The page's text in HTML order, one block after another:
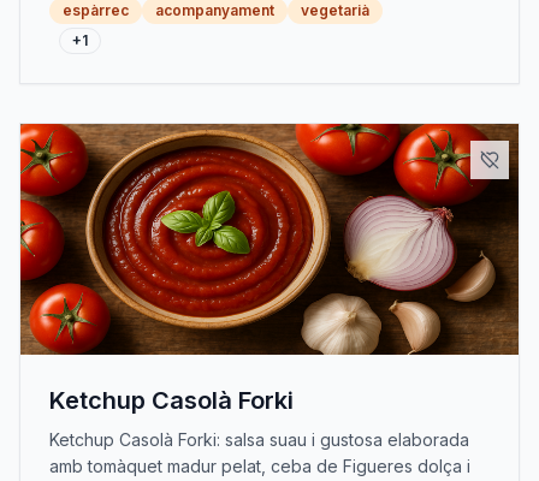
espàrrec acompanyament
vegetarià
+1
Ketchup Casolà Forki
Ketchup Casolà Forki: salsa suau i gustosa elaborada
amb tomàquet madur pelat, ceba de Figueres dolça i